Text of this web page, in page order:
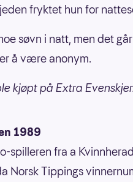
fryktet hun for
søvn i natt, men det
å være anonym.
kjøpt på Extra
1989
spilleren fra a
Norsk Tippings